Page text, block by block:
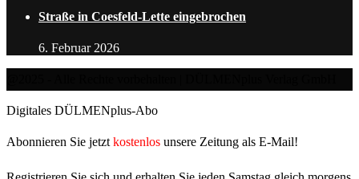
Straße in Coesfeld-Lette eingebrochen
6. Februar 2026
Digitales DÜLMENplus-Abo
Abonnieren Sie jetzt kostenlos unsere Zeitung als E-Mail!